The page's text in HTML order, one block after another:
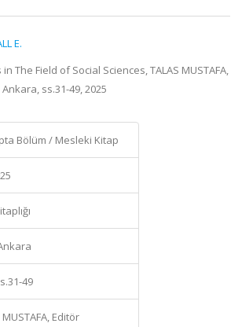
E.
The Field of Social Sciences, TALAS MUSTAFA,
Ankara, ss.31-49, 2025
Bölüm / Mesleki Kitap
49
MUSTAFA, Editör